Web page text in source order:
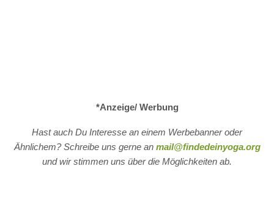
*Anzeige/ Werbung
Hast auch Du Interesse an einem Werbebanner oder
Ähnlichem? Schreibe uns gerne an mail@findedeinyoga.org
und wir stimmen uns über die Möglichkeiten ab.